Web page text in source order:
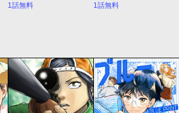
1話無料 1話無料